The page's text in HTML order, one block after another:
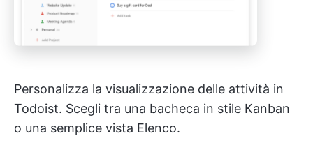
Personalizza la visualizzazione delle attività in
Todoist. Scegli tra una bacheca in stile Kanban
o una semplice vista Elenco.